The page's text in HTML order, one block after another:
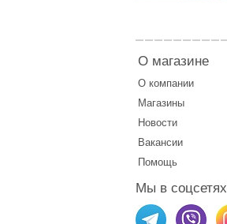
О магазине
О компании
Магазины
Новости
Вакансии
Помощь
Мы в соцсетях